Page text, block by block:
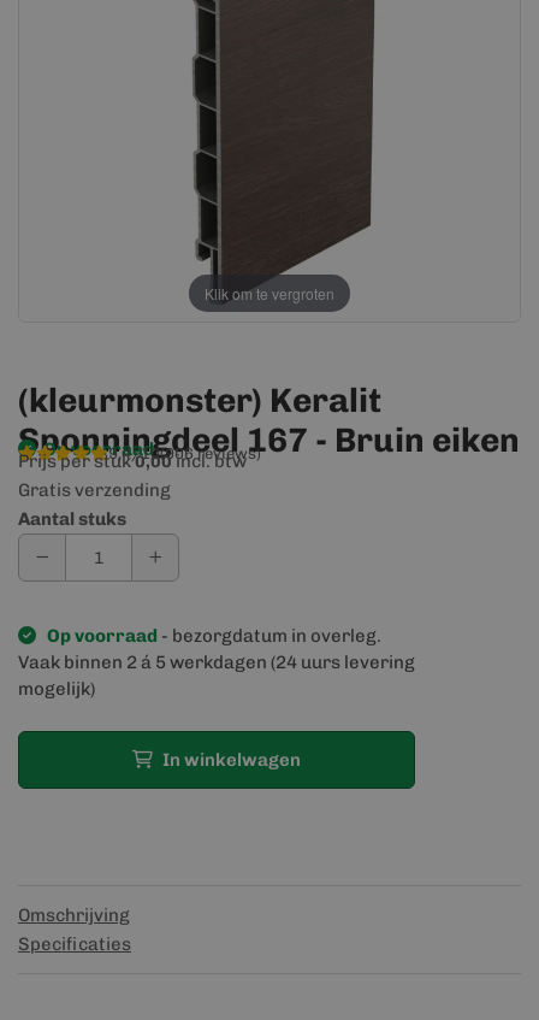
Klik om te vergroten
(kleurmonster) Keralit
Sponningdeel 167 - Bruin eiken
Op voorraad
9,4/10(906 reviews)
Prijs per stuk0,00incl. btw
Gratis verzending
Aantal stuks
Op voorraad - bezorgdatum in overleg.
Vaak binnen 2 á 5 werkdagen (24 uurs levering
mogelijk)
In winkelwagen
Omschrijving
Specificaties